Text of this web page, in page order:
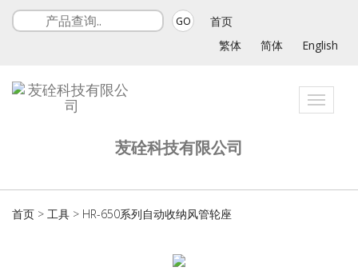
GO
首页
繁体
简体 English
Toggle
苃硂科技有限公司
首页 > 工具 > HR-650系列自动收纳风管轮座